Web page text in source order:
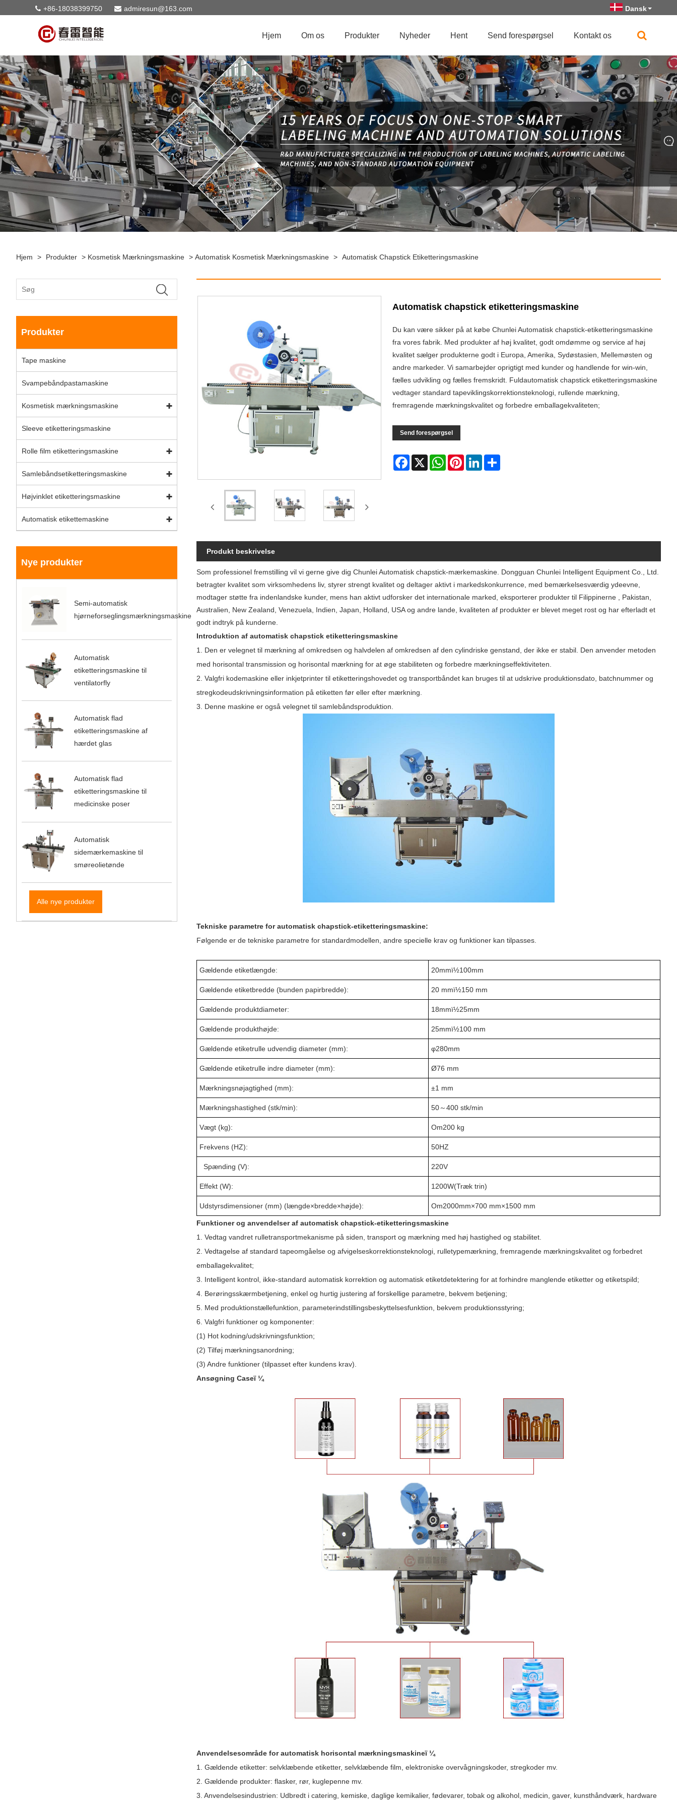
+86-18038399750 admiresun@163.com Dansk
Hjem Om os Produkter Nyheder Hent Send forespørgsel Kontakt os
Hjem > Produkter > Kosmetisk Mærkningsmaskine > Automatisk Kosmetisk Mærkningsmaskine > Automatisk Chapstick Etiketteringsmaskine
Produkter
Tape maskine
Svampebåndpastamaskine
Kosmetisk mærkningsmaskine
Sleeve etiketteringsmaskine
Rolle film etiketteringsmaskine
Samlebåndsetiketteringsmaskine
Højvinklet etiketteringsmaskine
Automatisk etikettemaskine
Nye produkter
Semi-automatisk
hjørneforseglingsmærkningsmaskine
Automatisk
etiketteringsmaskine til
ventilatorfly
Automatisk flad
etiketteringsmaskine af
hærdet glas
Automatisk flad
etiketteringsmaskine til
medicinske poser
Automatisk
sidemærkemaskine til
smøreolietønde
Alle nye produkter
Automatisk chapstick etiketteringsmaskine
Du kan være sikker på at købe Chunlei Automatisk chapstick-etiketteringsmaskine
fra vores fabrik. Med produkter af høj kvalitet, godt omdømme og service af høj
kvalitet sælger produkterne godt i Europa, Amerika, Sydøstasien, Mellemøsten og
andre markeder. Vi samarbejder oprigtigt med kunder og handlende for win-win,
fælles udvikling og fælles fremskridt. Fuldautomatisk chapstick etiketteringsmaskine
vedtager standard tapeviklingskorrektionsteknologi, rullende mærkning,
fremragende mærkningskvalitet og forbedre emballagekvaliteten;
Send forespørgsel
Facebook
X WhatsAppPinterestLinkedIn
Produkt beskrivelse
Som professionel fremstilling vil vi gerne give dig Chunlei Automatisk chapstick-mærkemaskine. Dongguan Chunlei Intelligent Equipment Co., Ltd.
betragter kvalitet som virksomhedens liv, styrer strengt kvalitet og deltager aktivt i markedskonkurrence, med bemærkelsesværdig ydeevne,
modtager støtte fra indenlandske kunder, mens han aktivt udforsker det internationale marked, eksporterer produkter til Filippinerne , Pakistan,
Australien, New Zealand, Venezuela, Indien, Japan, Holland, USA og andre lande, kvaliteten af ​​produkter er blevet meget rost og har efterladt et
godt indtryk på kunderne.
Introduktion af automatisk chapstick etiketteringsmaskine
1. Den er velegnet til mærkning af omkredsen og halvdelen af ​​omkredsen af ​​den cylindriske genstand, der ikke er stabil. Den anvender metoden
med horisontal transmission og horisontal mærkning for at øge stabiliteten og forbedre mærkningseffektiviteten.
2. Valgfri kodemaskine eller inkjetprinter til etiketteringshovedet og transportbåndet kan bruges til at udskrive produktionsdato, batchnummer og
stregkodeudskrivningsinformation på etiketten før eller efter mærkning.
3. Denne maskine er også velegnet til samlebåndsproduktion.
Tekniske parametre for automatisk chapstick-etiketteringsmaskine:
Følgende er de tekniske parametre for standardmodellen, andre specielle krav og funktioner kan tilpasses.
Gældende etiketlængde: 20mmï½100mm
Gældende etiketbredde (bunden papirbredde): 20 mmï½150 mm
Gældende produktdiameter: 18mmï½25mm
Gældende produkthøjde: 25mmï½100 mm
Gældende etiketrulle udvendig diameter (mm): φ280mm
Gældende etiketrulle indre diameter (mm): Ø76 mm
Mærkningsnøjagtighed (mm): ±1 mm
Mærkningshastighed (stk/min): 50～400 stk/min
Vægt (kg): Om200 kg
Frekvens (HZ): 50HZ
Spænding (V): 220V
Effekt (W): 1200W(Træk trin)
Udstyrsdimensioner (mm) (længde×bredde×højde): Om2000mm×700 mm×1500 mm
Funktioner og anvendelser af automatisk chapstick-etiketteringsmaskine
1. Vedtag vandret rulletransportmekanisme på siden, transport og mærkning med høj hastighed og stabilitet.
2. Vedtagelse af standard tapeomgåelse og afvigelseskorrektionsteknologi, rulletypemærkning, fremragende mærkningskvalitet og forbedret
emballagekvalitet;
3. Intelligent kontrol, ikke-standard automatisk korrektion og automatisk etiketdetektering for at forhindre manglende etiketter og etiketspild;
4. Berøringsskærmbetjening, enkel og hurtig justering af forskellige parametre, bekvem betjening;
5. Med produktionstællefunktion, parameterindstillingsbeskyttelsesfunktion, bekvem produktionsstyring;
6. Valgfri funktioner og komponenter:
(1) Hot kodning/udskrivningsfunktion;
(2) Tilføj mærkningsanordning;
(3) Andre funktioner (tilpasset efter kundens krav).
Ansøgning Caseï ¼
Anvendelsesområde for automatisk horisontal mærkningsmaskineï ¼
1. Gældende etiketter: selvklæbende etiketter, selvklæbende film, elektroniske overvågningskoder, stregkoder mv.
2. Gældende produkter: flasker, rør, kuglepenne mv.
3. Anvendelsesindustrien: Udbredt i catering, kemiske, daglige kemikalier, fødevarer, tobak og alkohol, medicin, gaver, kunsthåndværk, hardware